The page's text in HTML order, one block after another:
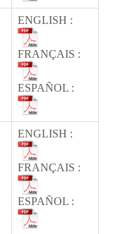
ENGLISH :
FRANÇAIS :
ESPAÑOL :
ENGLISH :
FRANÇAIS :
ESPAÑOL :